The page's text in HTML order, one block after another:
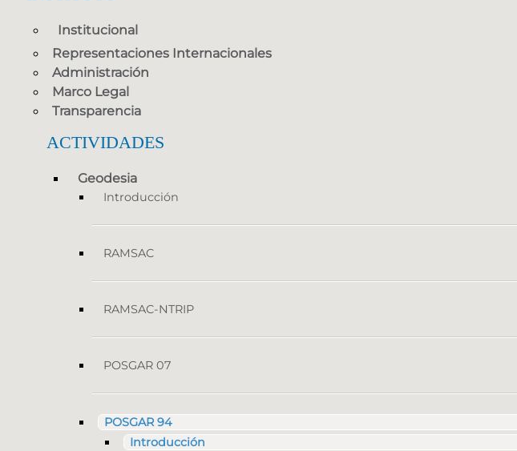
Institucional
Representaciones Internacionales
Administración
Marco Legal
Transparencia
ACTIVIDADES
Geodesia
Introducción
RAMSAC
RAMSAC-NTRIP
POSGAR 07
POSGAR 94
Introducción